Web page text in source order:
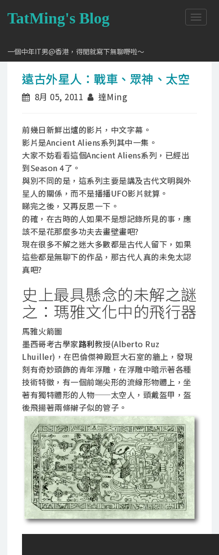
TatMing's Blog
一個中年IT男@香港，得閒就寫下無聊嘢啦～
T
o
遠古外星人：戰車、眾神、太空
8月 05, 2011 達Ming
前幾日新鮮出爐的影片，中文字幕。
影片是Ancient Aliens系列其中一集。
大家不妨看看這個Ancient Aliens系列，已經出
到Season 4了。
與別不同的是，這系列主要是講及古代文明與外
星人的關係，而不是播播UFO影片就算。
睇完之後，又再反思一下。
的確，在古時的人如果不是想記錄所見的事，應
該不是花那麼多功夫去畫壁畫吧?
現在很多不解之迷大多數都是古代人留下，如果
這些都是無聊下的作品，那古代人真的未免太認
真吧?
史上最具懸念的未解之謎
之：瑪雅文化中的飛行器
馬雅火箭圖
墨西哥考古學家路利教授(Alberto Ruz
Lhuiller)，在巴倫傑神殿巨大石室的牆上，發現
刻有奇妙頭飾的青年浮雕，在浮雕中暗示著各種
技術特徵，有一個前端尖形的流線形物體上，坐
著有獨特體形的人物──太空人，頭戴盔甲，盔
後飛揚著兩條辮子似的管子。